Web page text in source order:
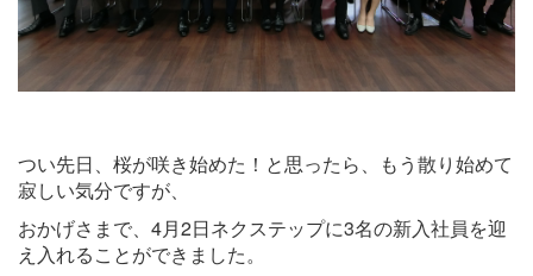
つい先日、桜が咲き始めた！と思ったら、もう散り始めて
寂しい気分ですが、
おかげさまで、4月2日ネクステップに3名の新入社員を迎
え入れることができました。